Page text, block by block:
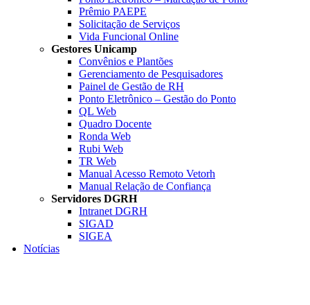
Prêmio PAEPE
Solicitação de Serviços
Vida Funcional Online
Gestores Unicamp
Convênios e Plantões
Gerenciamento de Pesquisadores
Painel de Gestão de RH
Ponto Eletrônico – Gestão do Ponto
QL Web
Quadro Docente
Ronda Web
Rubi Web
TR Web
Manual Acesso Remoto Vetorh
Manual Relação de Confiança
Servidores DGRH
Intranet DGRH
SIGAD
SIGEA
Notícias